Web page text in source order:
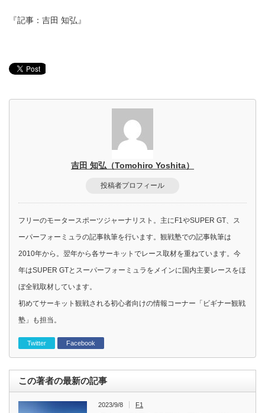
『記事：吉田 知弘』
吉田 知弘（Tomohiro Yoshita）
投稿者プロフィール
フリーのモータースポーツジャーナリスト。主にF1やSUPER GT、ス
ーパーフォーミュラの記事執筆を行います。観戦塾での記事執筆は
2010年から。翌年から各サーキットでレース取材を重ねています。今
年はSUPER GTとスーパーフォーミュラをメインに国内主要レースをほ
ぼ全戦取材しています。
初めてサーキット観戦される初心者向けの情報コーナー「ビギナー観戦
塾」も担当。
Twitter Facebook
この著者の最新の記事
2023/9/8 F1